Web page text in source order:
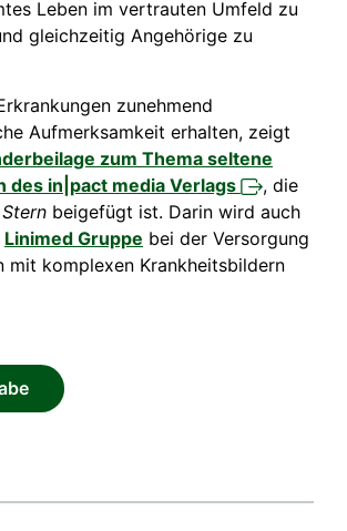
Leben im vertrauten Umfeld zu
gleichzeitig Angehörige zu
zunehmend
Aufmerksamkeit erhalten, zeigt
zum Thema seltene
des in|pact media Verlags
, die
Stern beigefügt ist. Darin wird auch
Linimed Gruppe bei der Versorgung
mit komplexen Krankheitsbildern